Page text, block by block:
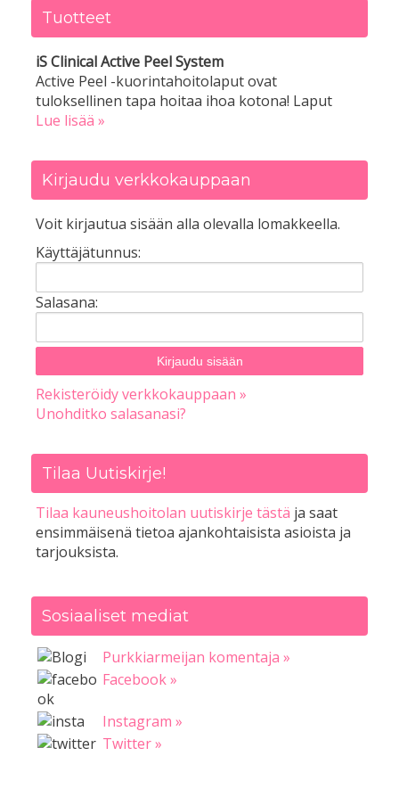
Tuotteet
iS Clinical Active Peel System
Active Peel -kuorintahoitolaput ovat
tuloksellinen tapa hoitaa ihoa kotona! Laput
Lue lisää »
Kirjaudu verkkokauppaan
Voit kirjautua sisään alla olevalla lomakkeella.
Käyttäjätunnus:
Salasana:
Rekisteröidy verkkokauppaan »
Unohditko salasanasi?
Tilaa Uutiskirje!
Tilaa kauneushoitolan uutiskirje tästä ja saat
ensimmäisenä tietoa ajankohtaisista asioista ja
tarjouksista.
Sosiaaliset mediat
Purkkiarmeijan komentaja »
Facebook »
Instagram »
Twitter »